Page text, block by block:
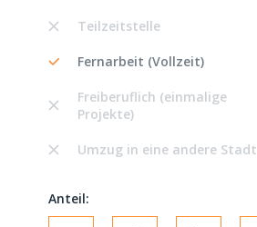
Teilzeitstelle
Fernarbeit (Vollzeit)
Freiberuflich (einmalige
Projekte)
Umzug in eine andere Stadt
Anteil: